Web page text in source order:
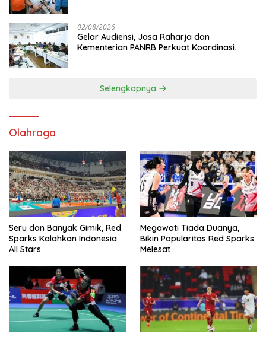
02/08/2026
Gelar Audiensi, Jasa Raharja dan
Kementerian PANRB Perkuat Koordinasi
Selengkapnya
Olahraga
Seru dan Banyak Gimik, Red
Sparks Kalahkan Indonesia
All Stars
Megawati Tiada Duanya,
Bikin Popularitas Red Sparks
Melesat